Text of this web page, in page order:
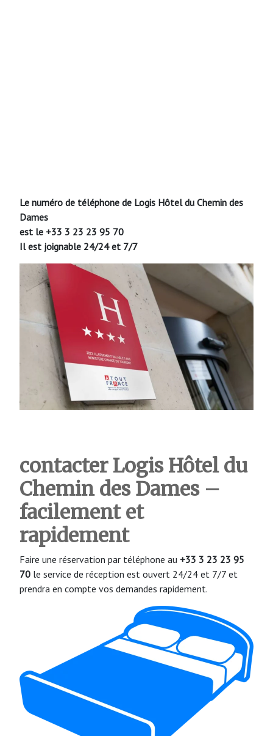
Le numéro de téléphone de Logis Hôtel du Chemin des
Dames
est le +33 3 23 23 95 70
Il est joignable 24/24 et 7/7
contacter Logis Hôtel du
Chemin des Dames –
facilement et
rapidement
Faire une réservation par téléphone au +33 3 23 23 95
70 le service de réception est ouvert 24/24 et 7/7 et
prendra en compte vos demandes rapidement.